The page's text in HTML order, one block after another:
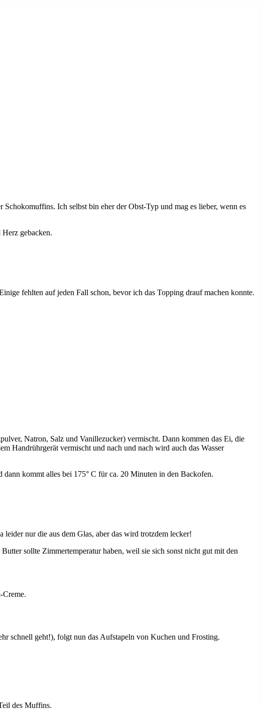
Ich selbst bin eher der Obst-Typ und mag es lieber, wenn es
gebacken.
fehlten auf jeden Fall schon, bevor ich das Topping drauf machen konnte.
Natron, Salz und Vanillezucker) vermischt. Dann kommen das Ei, die
Handrührgerät vermischt und nach und nach wird auch das Wasser
kommt alles bei 175° C für ca. 20 Minuten in den Backofen.
leider nur die aus dem Glas, aber das wird trotzdem lecker!
sollte Zimmertemperatur haben, weil sie sich sonst nicht gut mit den
Creme.
schnell geht!), folgt nun das Aufstapeln von Kuchen und Frosting.
des Muffins.